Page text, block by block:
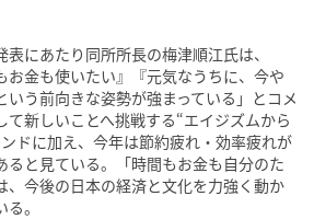
にあたり同所所長の梅津順江氏は、
お金も使いたい』『元気なうちに、今や
いう前向きな姿勢が強まっている」とコメ
て新しいことへ挑戦する“エイジズムから
ドに加え、今年は節約疲れ・効率疲れが
ると見ている。「時間もお金も自分のた
、今後の日本の経済と文化を力強く動か
。